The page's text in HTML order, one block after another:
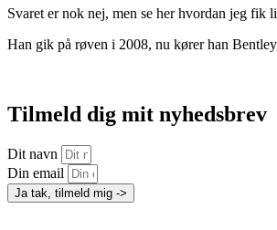
Svaret er nok nej, men se her hvordan jeg fik
Han gik på røven i 2008, nu kører han
Tilmeld dig mit nyhedsbrev
Dit navn
Din email
Ja tak, tilmeld mig ->